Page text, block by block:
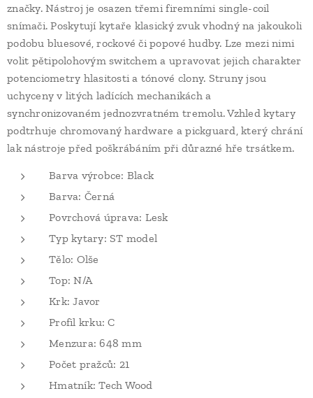
značky. Nástroj je osazen třemi firemními single-coil
snímači. Poskytují kytaře klasický zvuk vhodný na jakoukoli
podobu bluesové, rockové či popové hudby. Lze mezi nimi
volit pětipolohovým switchem a upravovat jejich charakter
potenciometry hlasitosti a tónové clony. Struny jsou
uchyceny v litých ladících mechanikách a
synchronizovaném jednozvratném tremolu. Vzhled kytary
podtrhuje chromovaný hardware a pickguard, který chrání
lak nástroje před poškrábáním při důrazné hře trsátkem.
Barva výrobce: Black
Barva: Černá
Povrchová úprava: Lesk
Typ kytary: ST model
Tělo: Olše
Top: N/A
Krk: Javor
Profil krku: C
Menzura: 648 mm
Počet pražců: 21
Hmatník: Tech Wood